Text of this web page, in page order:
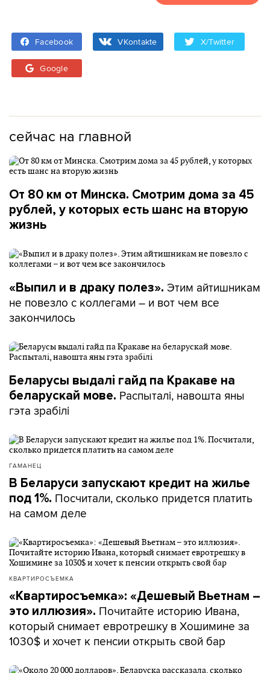
Facebook VKontakte X/Twitter
Google
сейчас на главной
От 80 км от Минска. Смотрим дома за 45
рублей, у которых есть шанс на вторую
жизнь
«Выпил и в драку полез». Этим айтишникам
не повезло с коллегами – и вот чем все
закончилось
Беларусы выдалі гайд па Кракаве на
беларускай мове. Распыталі, навошта яны
гэта зрабілі
ГАМАНЕЦ
В Беларуси запускают кредит на жилье
под 1%. Посчитали, сколько придется платить
на самом деле
КВАРТИРОСЪЕМКА
«Квартиросъемка»: «Дешевый Вьетнам –
это иллюзия». Почитайте историю Ивана,
который снимает евротрешку в Хошимине за
1030$ и хочет к пенсии открыть свой бар